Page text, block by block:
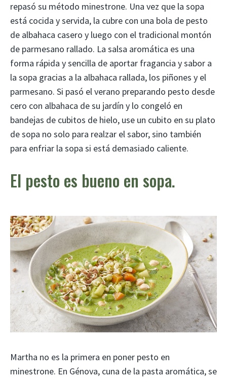
repasó su método minestrone. Una vez que la sopa
está cocida y servida, la cubre con una bola de pesto
de albahaca casero y luego con el tradicional montón
de parmesano rallado. La salsa aromática es una
forma rápida y sencilla de aportar fragancia y sabor a
la sopa gracias a la albahaca rallada, los piñones y el
parmesano. Si pasó el verano preparando pesto desde
cero con albahaca de su jardín y lo congeló en
bandejas de cubitos de hielo, use un cubito en su plato
de sopa no solo para realzar el sabor, sino también
para enfriar la sopa si está demasiado caliente.
El pesto es bueno en sopa.
Martha no es la primera en poner pesto en
minestrone. En Génova, cuna de la pasta aromática, se